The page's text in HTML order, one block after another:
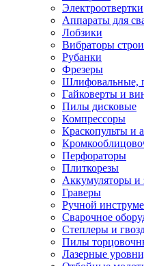
Электроотвертки
Аппараты для
Лобзики
Вибраторы
Рубанки
Фрезеры
Шлифовальные,
Гайковерты и
Пилы дисковые
Компрессоры
Краскопульты и
Перфораторы
Плиткорезы
Аккумуляторы и
Граверы
Ручной
Сварочное
Степлеры и
Пилы
Лазерные